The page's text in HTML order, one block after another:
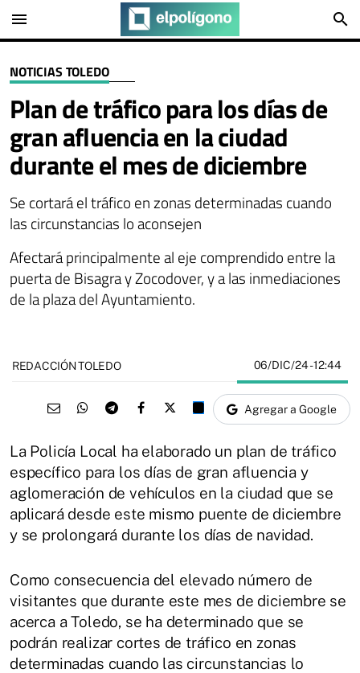
menu search
NOTICIAS TOLEDO
Plan de tráfico para los días de
gran afluencia en la ciudad
durante el mes de diciembre
Se cortará el tráfico en zonas determinadas cuando
las circunstancias lo aconsejen
Afectará principalmente al eje comprendido entre la
puerta de Bisagra y Zocodover, y a las inmediaciones
de la plaza del Ayuntamiento.
REDACCIÓN TOLEDO 06/DIC/24- 12:44
Agregar a Google
La Policía Local ha elaborado un plan de tráfico
específico para los días de gran afluencia y
aglomeración de vehículos en la ciudad que se
aplicará desde este mismo puente de diciembre
y se prolongará durante los días de navidad.
Como consecuencia del elevado número de
visitantes que durante este mes de diciembre se
acerca a Toledo, se ha determinado que se
podrán realizar cortes de tráfico en zonas
determinadas cuando las circunstancias lo